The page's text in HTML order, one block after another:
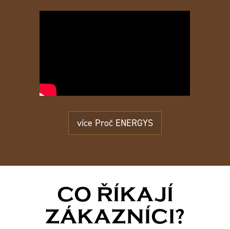
více Proč ENERGYS
CO ŘÍKAJÍ
ZÁKAZNÍCI?